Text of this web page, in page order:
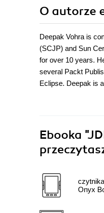
O autorze
Deepak Vohra is
(SCJP) and Sun
for over 10 years.
several Packt
Eclipse. Deepak is
Ebooka
Onyx